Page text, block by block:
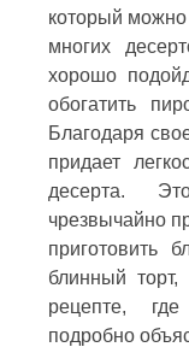
который можно
многих
хорошо
обогатить
Благодаря
придает
десерта.
чрезвычайно
приготовить
блинный
рецепте,
подробно